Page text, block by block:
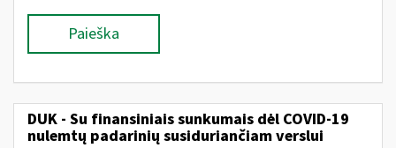
Paieška
DUK - Su finansiniais sunkumais dėl COVID-19
nulemtų padarinių susiduriančiam verslui